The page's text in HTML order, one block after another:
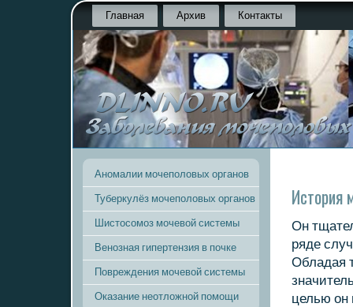
Главная Архив Контакты
Аномалии мочеполовых органов
Туберкулёз мочеполовых органов
Шистосомоз мочевой системы
Венозная гипертензия в почке
Повреждения мочевой системы
Оказание неотложной помощи
История
Он
ряде
Обладая
целью он